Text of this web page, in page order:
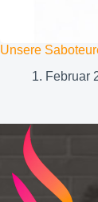
Unsere
1. Februar